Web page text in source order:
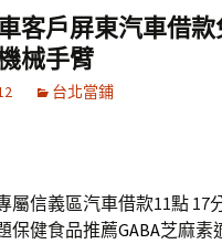
客戶屏東汽車借
械手臂
台北當鋪
屬信義區汽車借款11點 17
保健食品推薦GABA芝麻素